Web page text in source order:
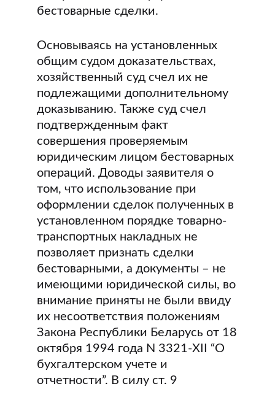
бестоварные сделки.
Основываясь на установленных
общим судом доказательствах,
хозяйственный суд счел их не
подлежащими дополнительному
доказыванию. Также суд счел
подтвержденным факт
совершения проверяемым
юридическим лицом бестоварных
операций. Доводы заявителя о
том, что использование при
оформлении сделок полученных в
установленном порядке товарно-
транспортных накладных не
позволяет признать сделки
бестоварными, а документы – не
имеющими юридической силы, во
внимание приняты не были ввиду
их несоответствия положениям
Закона Республики Беларусь от 18
октября 1994 года N 3321-XII “О
бухгалтерском учете и
отчетности”. В силу ст. 9